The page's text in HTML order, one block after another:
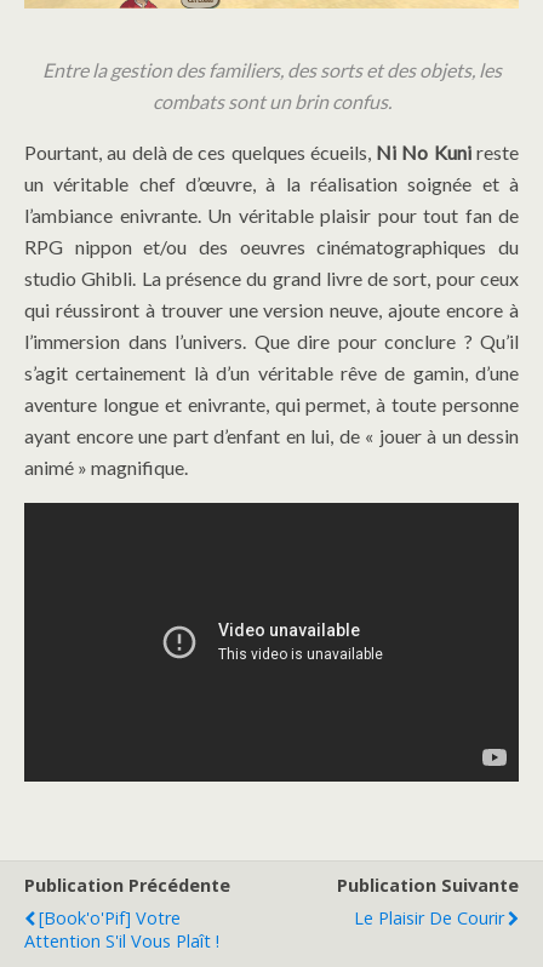
Entre la gestion des familiers, des sorts et des objets, les
combats sont un brin confus.
Pourtant, au delà de ces quelques écueils, Ni No Kunireste
un véritable chef d’œuvre, à la réalisation soignée et à
l’ambiance enivrante. Un véritable plaisir pour tout fan de
RPG nippon et/ou des oeuvres cinématographiques du
studio Ghibli. La présence du grand livre de sort, pour ceux
qui réussiront à trouver une version neuve, ajoute encore à
l’immersion dans l’univers. Que dire pour conclure ? Qu’il
s’agit certainement là d’un véritable rêve de gamin, d’une
aventure longue et enivrante, qui permet, à toute personne
ayant encore une part d’enfant en lui, de « jouer à un dessin
animé » magnifique.
Publication Précédente
[Book'o'Pif] Votre
Attention S'il Vous Plaît !
Publication Suivante
Le Plaisir De Courir